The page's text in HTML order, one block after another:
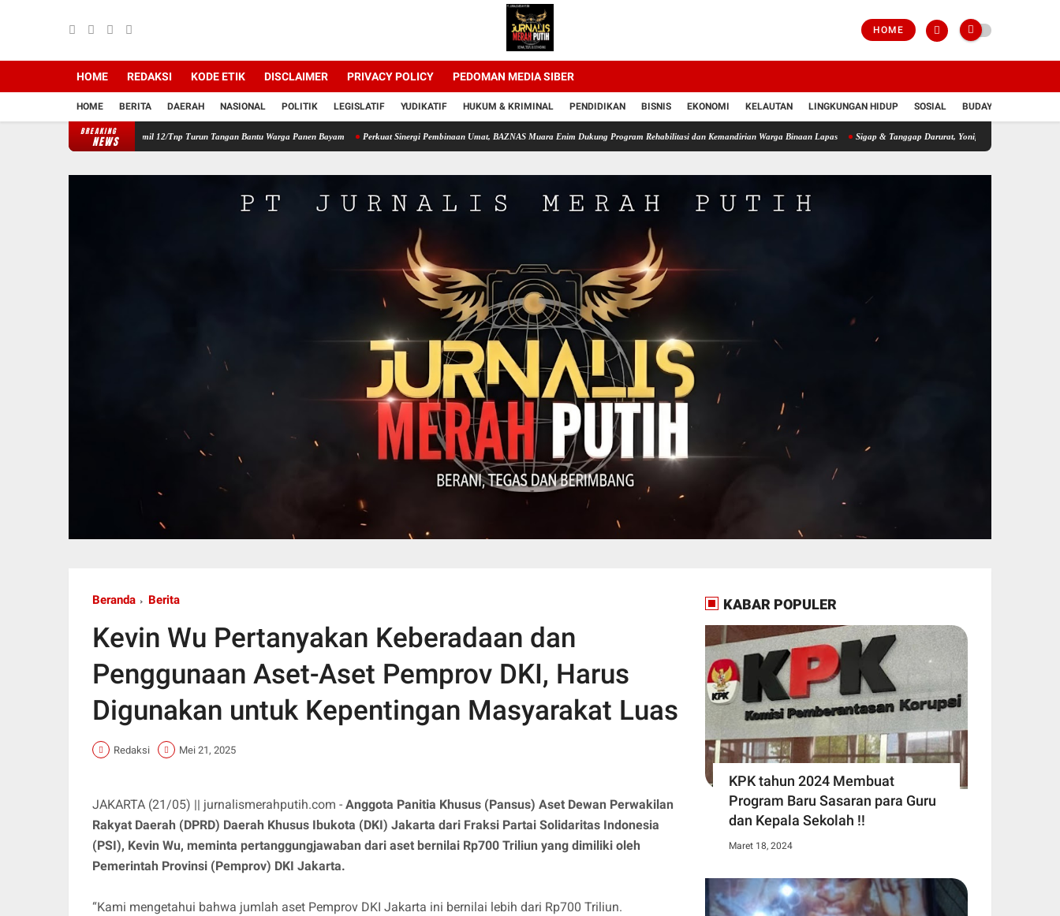
HOME
HOME REDAKSI KODE ETIK DISCLAIMER PRIVACY POLICY PEDOMAN MEDIA SIBER
HOME BERITA DAERAH NASIONAL POLITIK LEGISLATIF YUDIKATIF HUKUM & KRIMINAL PENDIDIKAN BISNIS EKONOMI KELAUTAN LINGKUNGAN HIDUP SOSIAL BUDAYA
BREAKING
NEWS
Wilayah, Babinsa Koramil 12/Tnp Turun Tangan Bantu Warga Panen Bayam Perkuat Sinergi Pembinaan Umat, BAZNAS Muara Enim Dukung Program Rehabilitasi dan Kemandirian Warga Binaan Lapas Sigap & Tanggap Darurat, Yonif 751/VJS Bantu Penanganan
Beranda Berita
Kevin Wu Pertanyakan Keberadaan dan
Penggunaan Aset-Aset Pemprov DKI, Harus
Digunakan untuk Kepentingan Masyarakat Luas
Redaksi Mei 21, 2025
JAKARTA (21/05) || jurnalismerahputih.com - Anggota Panitia Khusus (Pansus) Aset Dewan Perwakilan
Rakyat Daerah (DPRD) Daerah Khusus Ibukota (DKI) Jakarta dari Fraksi Partai Solidaritas Indonesia
(PSI), Kevin Wu, meminta pertanggungjawaban dari aset bernilai Rp700 Triliun yang dimiliki oleh
Pemerintah Provinsi (Pemprov) DKI Jakarta.
“Kami mengetahui bahwa jumlah aset Pemprov DKI Jakarta ini bernilai lebih dari Rp700 Triliun.
KABAR POPULER
KPK tahun 2024 Membuat
Program Baru Sasaran para Guru
dan Kepala Sekolah !!
Maret 18, 2024